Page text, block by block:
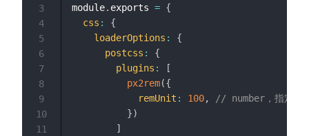
module. exports = {
css :
{
loaderOptions :
{
postcss :
{
plugins :
[
px2rem({
remUnit : 100,
// number，指定
})
]
3
4
5
6
7
8
9
10
11